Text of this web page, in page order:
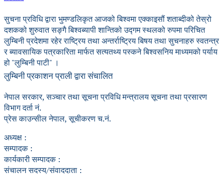
सुचना प्रविधि द्वारा भुमण्डलिकृत आजको बिश्वमा एक्काइसौं शताब्दीको तेस्रो
दशकको शुरुवात सङ्गै बिश्वब्यापी शान्तिको उद्गम स्थलको रुपमा परिचित
लुम्बिनी प्रदेशमा रहेर राष्ट्रिय तथा अन्तर्राष्ट्रिय बिषय तथा सुचनाहरु स्वतन्त्र
र ब्यावसायिक पत्रकारिता मार्फत सत्यतथ्य पस्कने बिश्वसनिय माध्यमको पर्याय
हो "लुम्बिनी पाटी" ।
लुम्बिनी प्रकाशन प्राली द्वारा संचालित
नेपाल सरकार, सञ्चार तथा सूचना प्रविधि मन्त्रालय सूचना तथा प्रसारण
विभाग दर्ता नं.
प्रेस काउन्सील नेपाल, सूचीकरण च.नं.
अध्यक्ष :
सम्पादक :
कार्यकारी सम्पादक :
संचालन सदस्य/संवाददाता :